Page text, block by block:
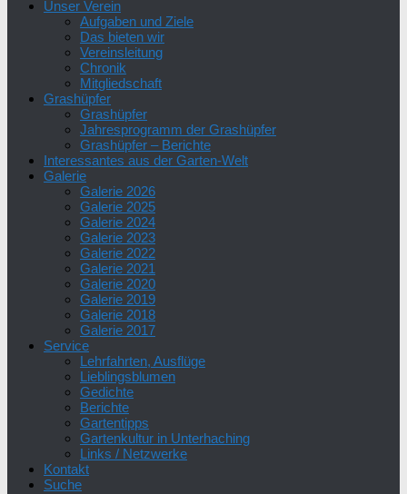
Unser Verein
Aufgaben und Ziele
Das bieten wir
Vereinsleitung
Chronik
Mitgliedschaft
Grashüpfer
Grashüpfer
Jahresprogramm der Grashüpfer
Grashüpfer – Berichte
Interessantes aus der Garten-Welt
Galerie
Galerie 2026
Galerie 2025
Galerie 2024
Galerie 2023
Galerie 2022
Galerie 2021
Galerie 2020
Galerie 2019
Galerie 2018
Galerie 2017
Service
Lehrfahrten, Ausflüge
Lieblingsblumen
Gedichte
Berichte
Gartentipps
Gartenkultur in Unterhaching
Links / Netzwerke
Kontakt
Suche